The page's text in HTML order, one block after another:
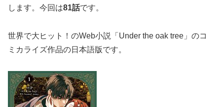
します。今回は81話です。
世界で大ヒット！のWeb小説「Under the oak tree」のコ
ミカライズ作品の日本語版です。